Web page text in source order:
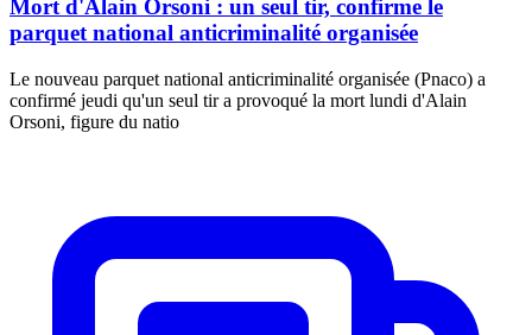
Mort d'Alain Orsoni : un seul tir, confirme le
parquet national anticriminalité organisée
Le nouveau parquet national anticriminalité organisée (Pnaco) a
confirmé jeudi qu'un seul tir a provoqué la mort lundi d'Alain
Orsoni, figure du natio